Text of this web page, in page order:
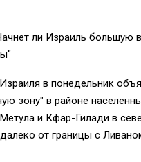
ли Израиль большую
в понедельник
зону" в районе
и Кфар-Гилади в
от границы с